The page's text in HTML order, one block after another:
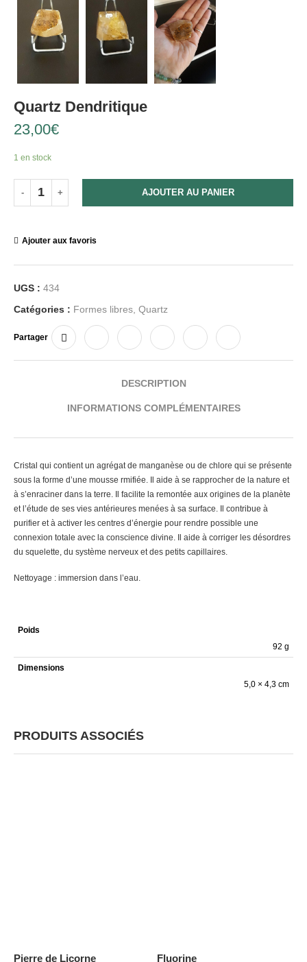
Quartz Dendritique
23,00€
1 en stock
AJOUTER AU PANIER
Ajouter aux favoris
UGS : 434
Catégories : Formes libres Quartz
Partager
DESCRIPTION
INFORMATIONS COMPLÉMENTAIRES
Cristal qui contient un agrégat de manganèse ou de chlore qui se présente
sous la forme d’une mousse rmifiée. Il aide à se rapprocher de la nature et
à s’enraciner dans la terre. Il facilite la remontée aux origines de la planète
et l’étude de ses vies antérieures menées à sa surface. Il contribue à
purifier et à activer les centres d’énergie pour rendre possible une
connexion totale avec la conscience divine. Il aide à corriger les désordres
du squelette, du système nerveux et des petits capillaires.
Nettoyage : immersion dans l’eau.
Poids
92 g
Dimensions
5,0 × 4,3 cm
PRODUITS ASSOCIÉS
Pierre de Licorne Fluorine